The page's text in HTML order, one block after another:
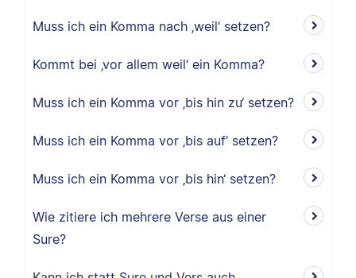
Muss ich ein Komma nach ‚weil‘ setzen?
Kommt bei ‚vor allem weil‘ ein Komma?
Muss ich ein Komma vor ‚bis hin zu‘ setzen?
Muss ich ein Komma vor ‚bis auf‘ setzen?
Muss ich ein Komma vor ‚bis hin‘ setzen?
Wie zitiere ich mehrere Verse aus einer
Sure?